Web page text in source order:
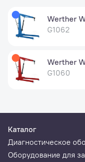
Werther
G1062
Werther
G1060
Каталог
Диагностическое
Оборудование для